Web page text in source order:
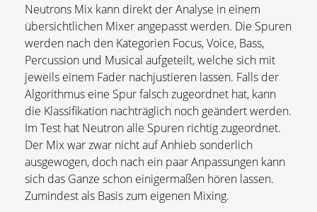
Neutrons Mix kann direkt der Analyse in einem
übersichtlichen Mixer angepasst werden. Die Spuren
werden nach den Kategorien Focus, Voice, Bass,
Percussion und Musical aufgeteilt, welche sich mit
jeweils einem Fader nachjustieren lassen. Falls der
Algorithmus eine Spur falsch zugeordnet hat, kann
die Klassifikation nachträglich noch geändert werden.
Im Test hat Neutron alle Spuren richtig zugeordnet.
Der Mix war zwar nicht auf Anhieb sonderlich
ausgewogen, doch nach ein paar Anpassungen kann
sich das Ganze schon einigermaßen hören lassen.
Zumindest als Basis zum eigenen Mixing.